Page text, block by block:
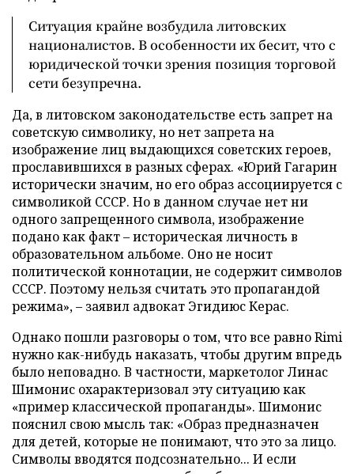
Ситуация крайне возбудила литовских
националистов. В особенности их бесит, что с
юридической точки зрения позиция торговой
сети безупречна.
Да, в литовском законодательстве есть запрет на
советскую символику, но нет запрета на
изображение лиц выдающихся советских героев,
прославившихся в разных сферах. «Юрий Гагарин
исторически значим, но его образ ассоциируется с
символикой СССР. Но в данном случае нет ни
одного запрещенного символа, изображение
подано как факт – историческая личность в
образовательном альбоме. Оно не носит
политической коннотации, не содержит символов
СССР. Поэтому нельзя считать это пропагандой
режима», – заявил адвокат Эгидиюс Керас.
Однако пошли разговоры о том, что все равно Rimi
нужно как-нибудь наказать, чтобы другим впредь
было неповадно. В частности, маркетолог Линас
Шимонис охарактеризовал эту ситуацию как
«пример классической пропаганды». Шимонис
пояснил свою мысль так: «Образ предназначен
для детей, которые не понимают, что это за лицо.
Символы вводятся подсознательно... И если